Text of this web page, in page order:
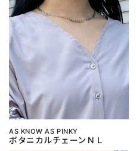
AS KNOW AS PINKY
ボタニカルチェーンＮＬ